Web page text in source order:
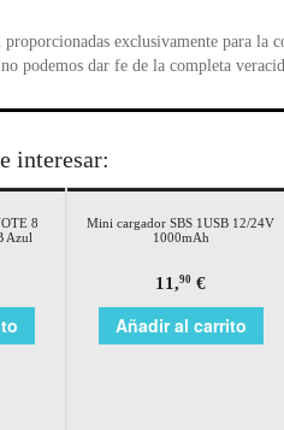
proporcionadas exclusivamente para
podemos dar fe de la completa
interesar:
8
Azul
Mini cargador SBS 1USB 12/24V
1000mAh
11,90 €
Añadir al carrito